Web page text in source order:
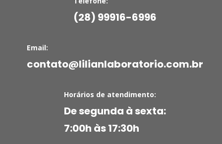
(28) 99916-6996
Email:
contato@lilianlaboratorio.com.br
Horários de atendimento:
De segunda à sexta:
7:00h às 17:30h